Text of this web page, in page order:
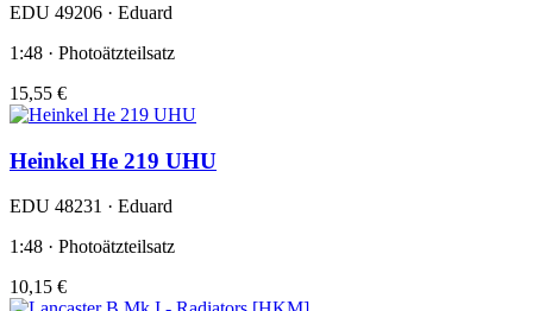
EDU 49206 · Eduard
1:48 · Photoätzteilsatz
15,55 €
Heinkel He 219 UHU
EDU 48231 · Eduard
1:48 · Photoätzteilsatz
10,15 €